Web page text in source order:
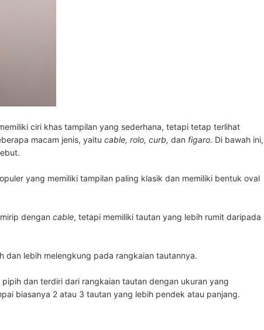
ciri khas tampilan yang sederhana, tetapi tetap terlihat
macam jenis, yaitu cable, rolo, curb, dan figaro. Di bawah ini,
yang memiliki tampilan paling klasik dan memiliki bentuk oval
dengan cable, tetapi memiliki tautan yang lebih rumit daripada
dan lebih melengkung pada rangkaian tautannya.
dan terdiri dari rangkaian tautan dengan ukuran yang
biasanya 2 atau 3 tautan yang lebih pendek atau panjang.